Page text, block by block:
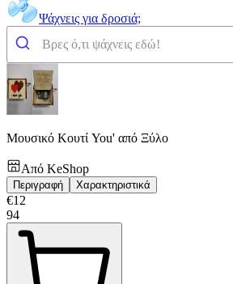
Ψάχνεις για δροσιά;
Μουσικό Κουτί You' από Ξύλο
Από KeShop
Περιγραφή Χαρακτηριστικά
€12
94